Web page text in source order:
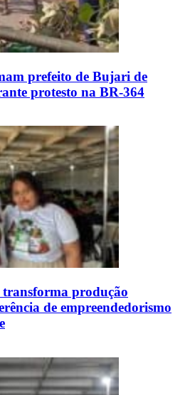
prefeito de Bujari de
protesto na BR-364
transforma produção
de empreendedorismo